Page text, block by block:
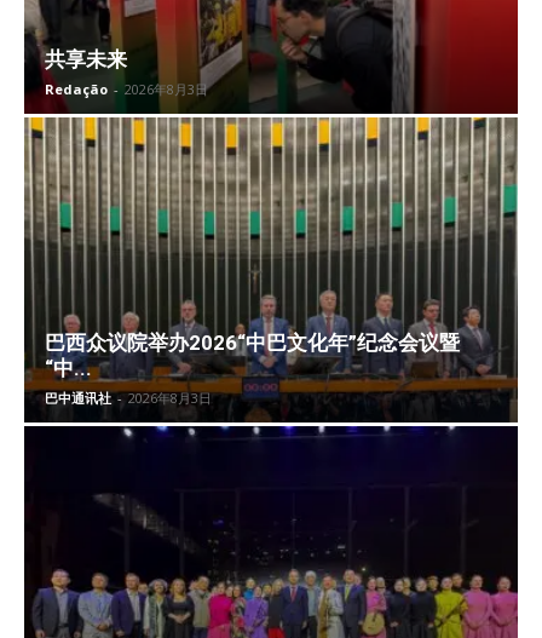
共享未来
Redação - 2026年8月3日
巴西众议院举办2026“中巴文化年”纪念会议暨
“中...
巴中通讯社 - 2026年8月3日